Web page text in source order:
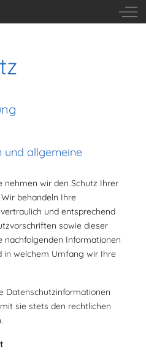
Off-
und allgemeine
nehmen wir den Schutz Ihrer
behandeln Ihre
und entsprechend
sowie dieser
nachfolgenden Informationen
in welchem Umfang wir Ihre
Datenschutzinformationen
sie stets den rechtlichen